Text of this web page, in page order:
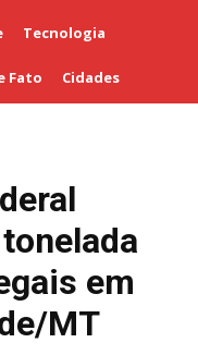
Tecnologia
Fato Cidades
em
MT